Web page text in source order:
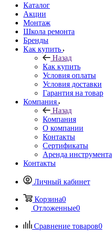
Каталог
Акции
Монтаж
Школа ремонта
Бренды
Как купить
Назад
Как купить
Условия оплаты
Условия доставки
Гарантия на товар
Компания
Назад
Компания
О компании
Контакты
Сертификаты
Аренда инструмента
Контакты
Личный кабинет
Корзина0
Отложенные0
Сравнение товаров0